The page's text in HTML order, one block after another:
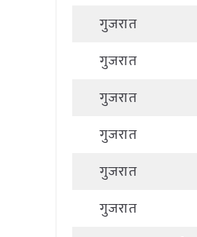
गुजरात
गुजरात
गुजरात
गुजरात
गुजरात
गुजरात